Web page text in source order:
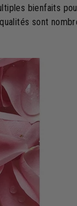
bienfaits
sont